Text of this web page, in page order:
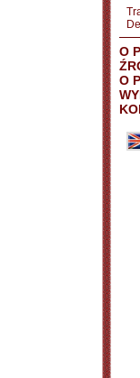
O
O